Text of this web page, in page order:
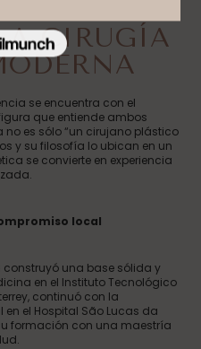
CIRUGÍA
se encuentra con el
que entiende ambos
no es sólo “un cirujano plástico
y su filosofía lo ubican en un
se convierte en experiencia
local
construyó una base sólida y
en el Instituto Tecnológico
continuó con la
el Hospital São Lucas da
formación con una maestría